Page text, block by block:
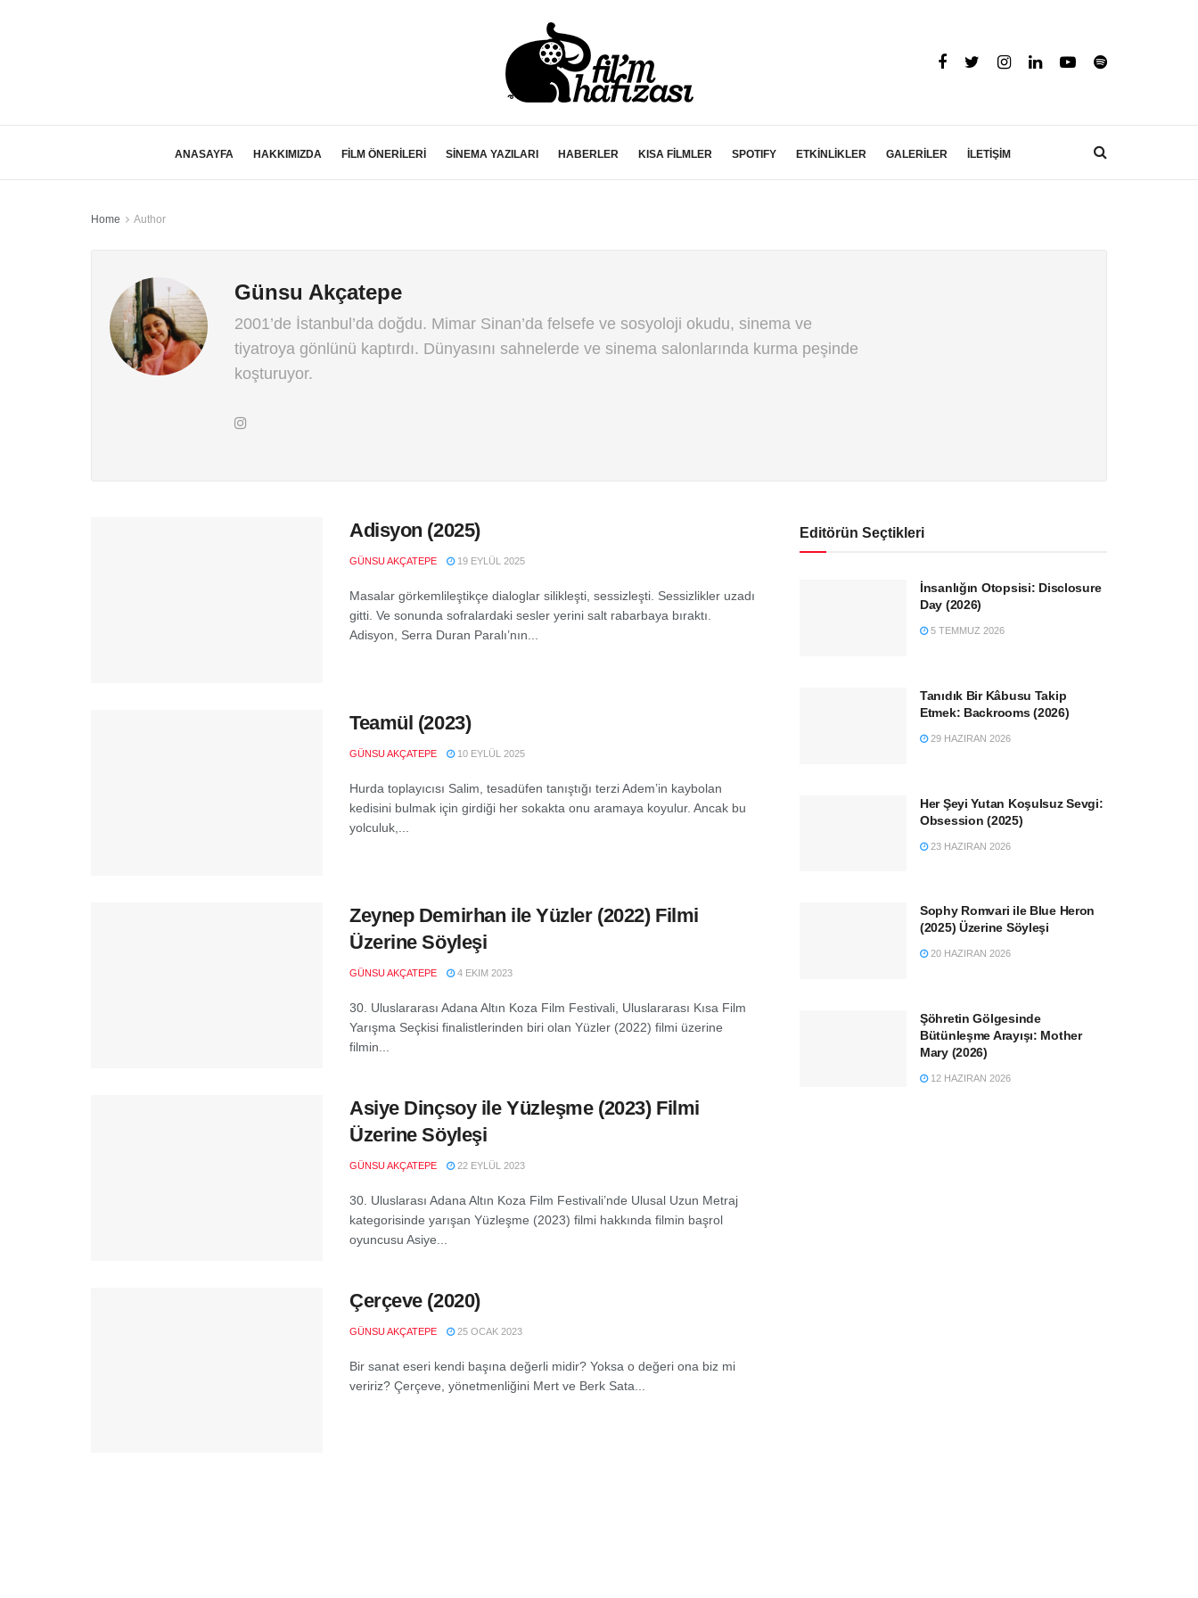
ANASAYFA HAKKIMIZDA FİLM ÖNERİLERİ SİNEMA YAZILARI HABERLER KISA FİLMLER SPOTIFY ETKİNLİKLER GALERİLER İLETİŞİM
Home Author
Günsu Akçatepe
2001’de İstanbul’da doğdu. Mimar Sinan’da felsefe ve sosyoloji okudu, sinema ve
tiyatroya gönlünü kaptırdı. Dünyasını sahnelerde ve sinema salonlarında kurma peşinde
koşturuyor.
Adisyon (2025)
GÜNSU AKÇATEPE 19 EYLÜL 2025
Masalar görkemlileştikçe dialoglar silikleşti, sessizleşti. Sessizlikler uzadı
gitti. Ve sonunda sofralardaki sesler yerini salt rabarbaya bıraktı.
Adisyon, Serra Duran Paralı’nın...
Teamül (2023)
GÜNSU AKÇATEPE 10 EYLÜL 2025
Hurda toplayıcısı Salim, tesadüfen tanıştığı terzi Adem’in kaybolan
kedisini bulmak için girdiği her sokakta onu aramaya koyulur. Ancak bu
yolculuk,...
Zeynep Demirhan ile Yüzler (2022) Filmi
Üzerine Söyleşi
GÜNSU AKÇATEPE 4 EKIM 2023
30. Uluslararası Adana Altın Koza Film Festivali, Uluslararası Kısa Film
Yarışma Seçkisi finalistlerinden biri olan Yüzler (2022) filmi üzerine
filmin...
Asiye Dinçsoy ile Yüzleşme (2023) Filmi
Üzerine Söyleşi
GÜNSU AKÇATEPE 22 EYLÜL 2023
30. Uluslarası Adana Altın Koza Film Festivali’nde Ulusal Uzun Metraj
kategorisinde yarışan Yüzleşme (2023) filmi hakkında filmin başrol
oyuncusu Asiye...
Çerçeve (2020)
GÜNSU AKÇATEPE 25 OCAK 2023
Bir sanat eseri kendi başına değerli midir? Yoksa o değeri ona biz mi
veririz? Çerçeve, yönetmenliğini Mert ve Berk Sata...
Editörün Seçtikleri
İnsanlığın Otopsisi: Disclosure
Day (2026)
5 TEMMUZ 2026
Tanıdık Bir Kâbusu Takip
Etmek: Backrooms (2026)
29 HAZIRAN 2026
Her Şeyi Yutan Koşulsuz Sevgi:
Obsession (2025)
23 HAZIRAN 2026
Sophy Romvari ile Blue Heron
(2025) Üzerine Söyleşi
20 HAZIRAN 2026
Şöhretin Gölgesinde
Bütünleşme Arayışı: Mother
Mary (2026)
12 HAZIRAN 2026